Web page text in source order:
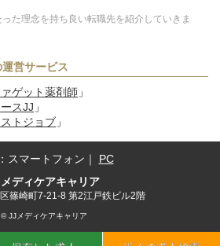
た理念を持ち良い転職先を紹介していきま
営サービス
ゲット薬剤師 」
スJJ 」
トジョブ 」
スマートフォン ｜ PC
ディケアキャリア
篠崎町7-21-8 第2江戸鉄ビル2階
© JJメディケアキャリア